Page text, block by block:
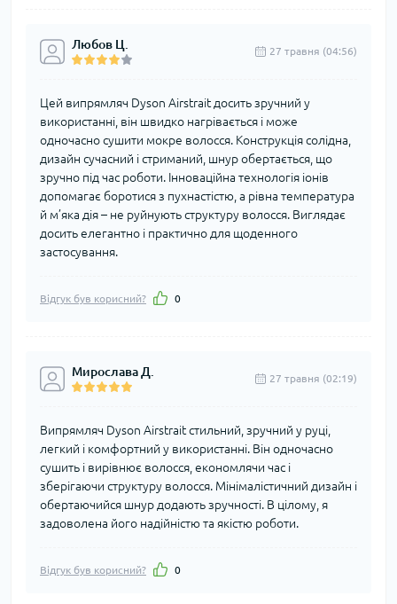
Любов Ц. 27 травня (04:56)
Цей випрямляч Dyson Airstrait досить зручний у
використанні, він швидко нагрівається і може
одночасно сушити мокре волосся. Конструкція солідна,
дизайн сучасний і стриманий, шнур обертається, що
зручно під час роботи. Інноваційна технологія іонів
допомагає боротися з пухнастістю, а рівна температура
й м’яка дія – не руйнують структуру волосся. Виглядає
досить елегантно і практично для щоденного
застосування.
Відгук був корисний? 0
Мирослава Д. 27 травня (02:19)
Випрямляч Dyson Airstrait стильний, зручний у руці,
легкий і комфортний у використанні. Він одночасно
сушить і вирівнює волосся, економлячи час і
зберігаючи структуру волосся. Мінімалістичний дизайн і
обертаючийся шнур додають зручності. В цілому, я
задоволена його надійністю та якістю роботи.
Відгук був корисний? 0